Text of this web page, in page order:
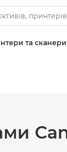
та сканери